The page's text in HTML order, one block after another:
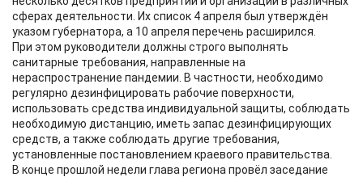
сферах деятельности. Их список 4 апреля был утверждён
указом губернатора, а 10 апреля перечень расширился.
При этом руководители должны строго выполнять
санитарные требования, направленные на
нераспространение пандемии. В частности, необходимо
регулярно дезинфицировать рабочие поверхности,
использовать средства индивидуальной защиты, соблюдать
необходимую дистанцию, иметь запас дезинфицирующих
средств, а также соблюдать другие требования,
установленные постановлением краевого правительства.
В конце прошлой недели глава региона провёл заседание